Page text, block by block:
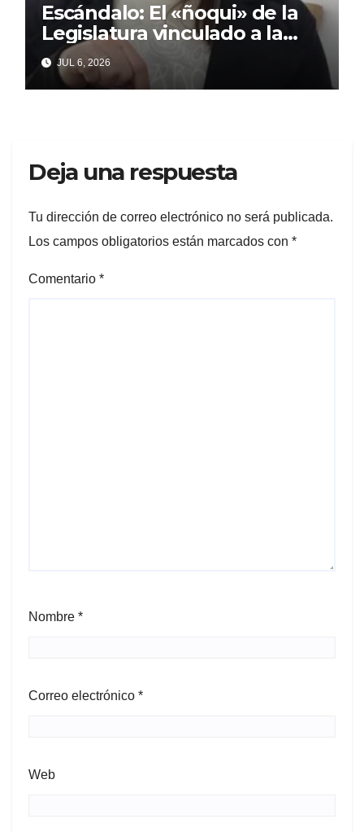
Escándalo: El «ñoqui» de la
Legislatura vinculado a la
concejal libertaria no quiere
soltar al «ESTADO»
JUL 6, 2026
Deja una respuesta
Tu dirección de correo electrónico no será publicada.
Los campos obligatorios están marcados con *
Comentario *
Nombre *
Correo electrónico *
Web